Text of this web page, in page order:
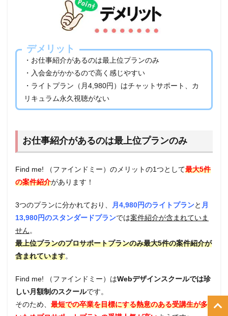
デメリット
・お仕事紹介があるのは最上位プランのみ
・入会金がかかるので高く感じやすい
・ライトプラン（月4,980円）はチャットサポート、カ
リキュラム永久視聴がない
お仕事紹介があるのは最上位プランのみ
Find me! （ファインドミー）のメリットの1つとして最大5件
の案件紹介があります！
3つのプランに分かれており、 月4,980円のライトプランと 月
13,980円のスタンダードプランでは案件紹介が含まれていま
せん。
最上位プランのプロサポートプランのみ最大5件の案件紹介が
含まれています。
Find me! （ファインドミー）はWebデザインスクールでは珍
しい月額制のスクールです。
そのため、 最短での卒業を目標にする熱意のある受講生が多